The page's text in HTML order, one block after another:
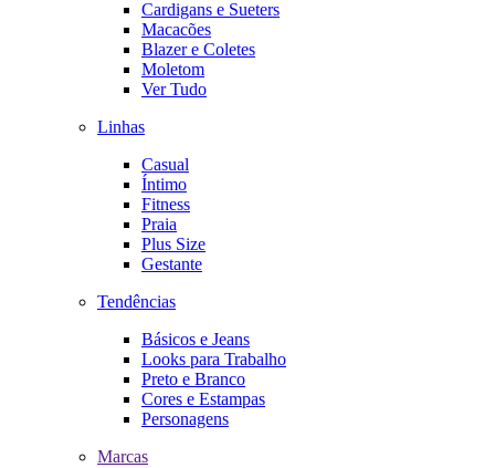
Cardigans e Sueters
Macacões
Blazer e Coletes
Moletom
Ver Tudo
Linhas
Casual
Íntimo
Fitness
Praia
Plus Size
Gestante
Tendências
Básicos e Jeans
Looks para Trabalho
Preto e Branco
Cores e Estampas
Personagens
Marcas